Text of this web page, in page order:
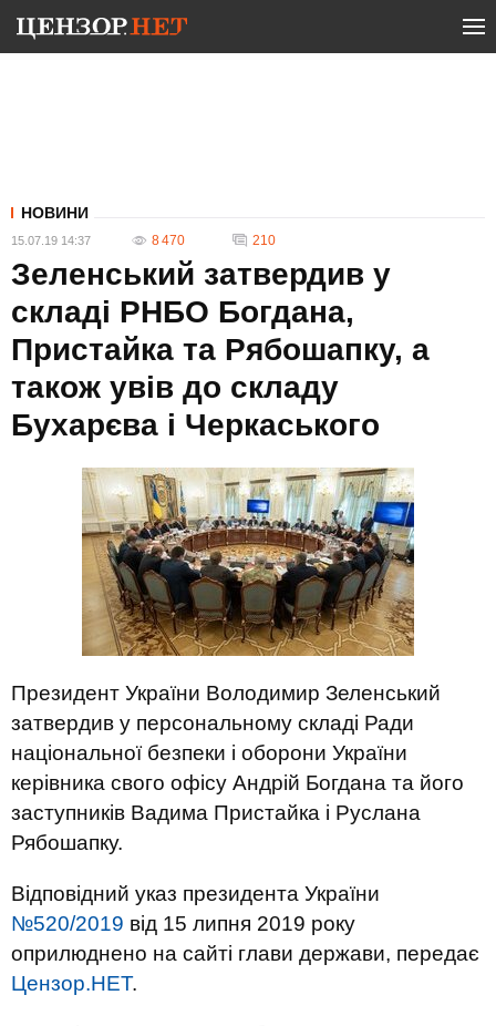
НОВИНИ
15.07.19 14:37 8 470 210
Зеленський затвердив у
складі РНБО Богдана,
Пристайка та Рябошапку, а
також увів до складу
Бухарєва і Черкаського
Президент України Володимир Зеленський
затвердив у персональному складі Ради
національної безпеки і оборони України
керівника свого офісу Андрій Богдана та його
заступників Вадима Пристайка і Руслана
Рябошапку.
Відповідний указ президента України
№520/2019 від 15 липня 2019 року
оприлюднено на сайті глави держави, передає
Цензор.НЕТ.